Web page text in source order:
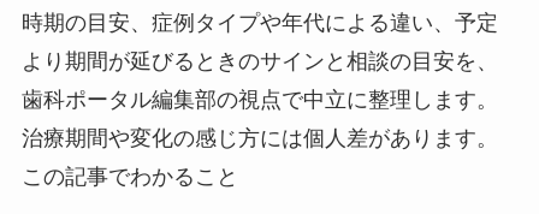
時期の目安、症例タイプや年代による違い、予定
より期間が延びるときのサインと相談の目安を、
歯科ポータル編集部の視点で中立に整理します。
治療期間や変化の感じ方には個人差があります。
この記事でわかること